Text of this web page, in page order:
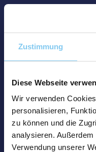
Zustimmung
Diese Webseite
Wir verwenden
personalisieren,
zu können und die
analysieren.
Verwendung unserer